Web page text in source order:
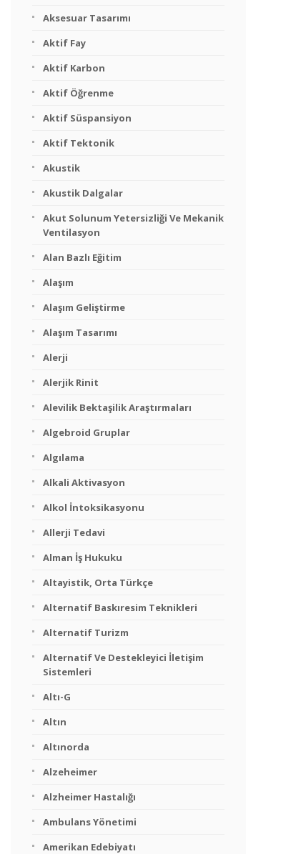
Aksesuar Tasarımı
Aktif Fay
Aktif Karbon
Aktif Öğrenme
Aktif Süspansiyon
Aktif Tektonik
Akustik
Akustik Dalgalar
Akut Solunum Yetersizliği Ve Mekanik
Ventilasyon
Alan Bazlı Eğitim
Alaşım
Alaşım Geliştirme
Alaşım Tasarımı
Alerji
Alerjik Rinit
Alevilik Bektaşilik Araştırmaları
Algebroid Gruplar
Algılama
Alkali Aktivasyon
Alkol İntoksikasyonu
Allerji Tedavi
Alman İş Hukuku
Altayistik, Orta Türkçe
Alternatif Baskıresim Teknikleri
Alternatif Turizm
Alternatif Ve Destekleyici İletişim
Sistemleri
Altı-G
Altın
Altınorda
Alzeheimer
Alzheimer Hastalığı
Ambulans Yönetimi
Amerikan Edebiyatı